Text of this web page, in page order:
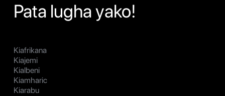
Pata lugha yako!
Kiafrikana
Kiajemi
Kialbeni
Kiamharic
Kiarabu